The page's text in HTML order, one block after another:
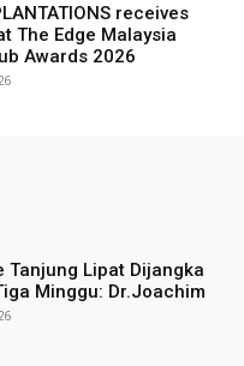
receives
The Edge Malaysia
Awards 2026
Tanjung Lipat Dijangka
Minggu: Dr.Joachim